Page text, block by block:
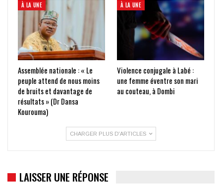
À LA UNE
Assemblée nationale : « Le
peuple attend de nous moins
de bruits et davantage de
résultats » (Dr Dansa
Kourouma)
À LA UNE
Violence conjugale à Labé :
une femme éventre son mari
au couteau, à Dombi
CHARGER PLUS D'ARTICLES
LAISSER UNE RÉPONSE